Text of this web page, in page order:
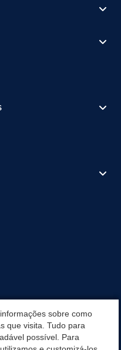
sobre como
que visita. Tudo para
possível. Para